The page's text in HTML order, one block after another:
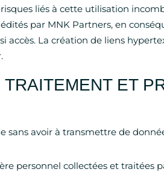
liés à cette utilisation
par MNK Partners, en
accès. La création de liens
ET
sans avoir à transmettre de
personnel collectées et